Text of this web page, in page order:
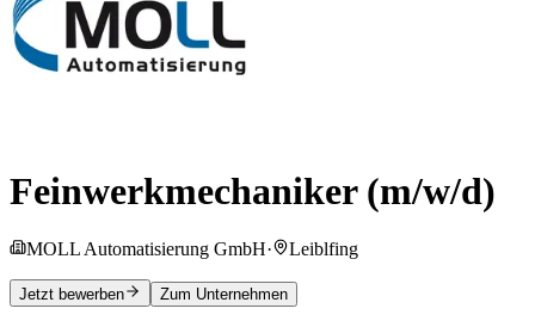
Feinwerkmechaniker (m/w/d)
MOLL Automatisierung GmbH· Leiblfing
Jetzt bewerben Zum Unternehmen